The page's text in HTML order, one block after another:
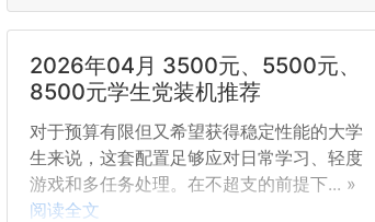
2026年04月 3500元、5500元、
8500元学生党装机推荐
对于预算有限但又希望获得稳定性能的大学
生来说，这套配置足够应对日常学习、轻度
游戏和多任务处理。在不超支的前提下... »
阅读全文